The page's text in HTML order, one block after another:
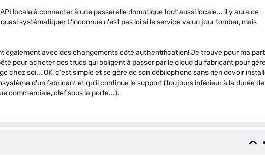
locale à connecter à une passerelle domotique tout aussi locale... il y aura ce
systématique: L'inconnue n'est pas ici si le service va un jour tomber, mais
également avec des changements côté authentification! Je trouve pour ma part
pour acheter des trucs qui obligent à passer par le cloud du fabricant pour
chez soi... OK, c'est simple et se gère de son débilophone sans rien devoir
d'un fabricant et qu'il continue le support (toujours inférieur à la durée de
commerciale, clef sous la porte...).